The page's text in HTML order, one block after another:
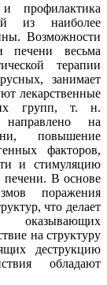
профилактика
из наиболее
Возможности
печени весьма
терапии
занимает
лекарственные
групп, т. н.
направлено на
повышение
факторов,
и стимуляцию
печени. В основе
поражения
что делает
оказывающих
на структуру
деструкцию
обладают